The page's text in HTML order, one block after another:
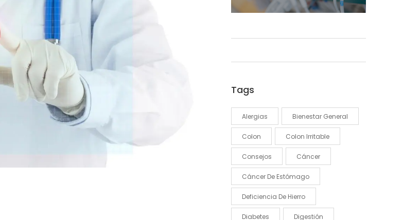
Tags
Alergias Bienestar General
Colon Colon Irritable
Consejos Cáncer
Cáncer De Estómago
Deficiencia De Hierro
Diabetes Digestión